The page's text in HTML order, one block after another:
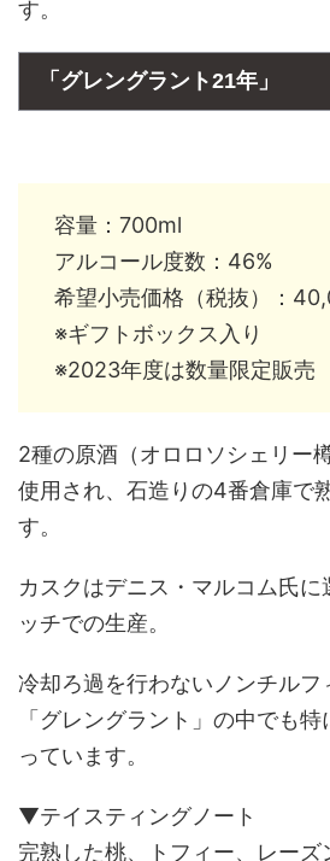
す。
「グレングラント21年」
容量：700ml
アルコール度数：46%
希望小売価格（税抜）：
※ギフトボックス入り
※2023年度は数量限定販売
2種の原酒（オロロソシェリー
使用され、石造りの4番倉庫で
す。
カスクはデニス・マルコム氏
ッチでの生産。
冷却ろ過を行わないノンチルフ
「グレングラント」の中でも
っています。
▼テイスティングノート
完熟した桃、トフィー、レーズ